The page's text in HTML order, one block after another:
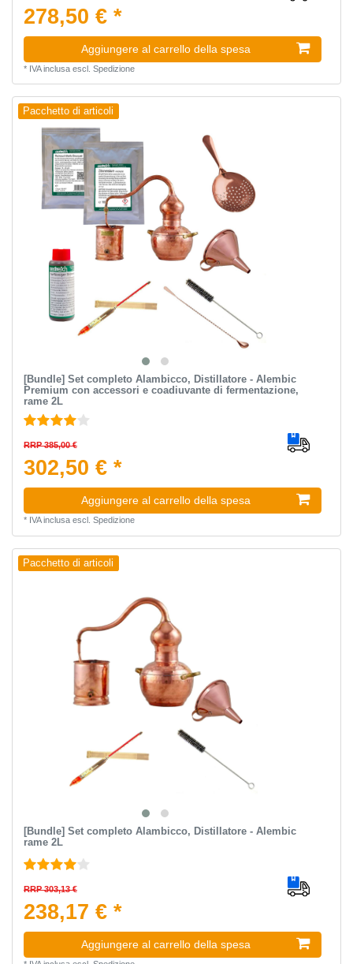
278,50 € *
Aggiungere al carrello della spesa
* IVA inclusaescl. Spedizione
Pacchetto di articoli
[Bundle] Set completo Alambicco, Distillatore - Alembic
Premium con accessori e coadiuvante di fermentazione,
rame 2L
RRP 385,00 €
302,50 € *
Aggiungere al carrello della spesa
* IVA inclusaescl. Spedizione
Pacchetto di articoli
[Bundle] Set completo Alambicco, Distillatore - Alembic
rame 2L
RRP 303,13 €
238,17 € *
Aggiungere al carrello della spesa